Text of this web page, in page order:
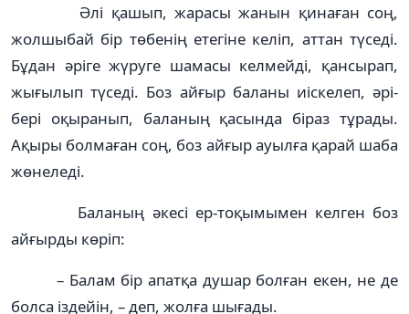
Әлі қашып, жарасы жанын қинаған соң,
жолшыбай бір төбенің етегіне келіп, аттан түседі.
Бұдан әріге жүруге шамасы келмейді, қансырап,
жығылып түседі. Боз айғыр баланы иіскелеп, әрі-
бері оқыранып, баланың қасында біраз тұрады.
Ақыры болмаған соң, боз айғыр ауылға қарай шаба
жөнеледі.
Баланың әкесі ер-тоқымымен келген боз
айғырды көріп:
– Балам бір апатқа душар болған екен, не де
болса іздейін, – деп, жолға шығады.